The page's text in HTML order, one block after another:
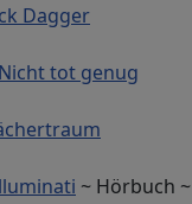
Dagger
tot genug
~ Hörbuch ~